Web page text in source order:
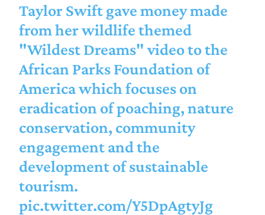
Taylor Swift gave money made
from her wildlife themed
"Wildest Dreams" video to the
African Parks Foundation of
America which focuses on
eradication of poaching, nature
conservation, community
engagement and the
development of sustainable
tourism.
pic.twitter.com/Y5DpAgtyJg